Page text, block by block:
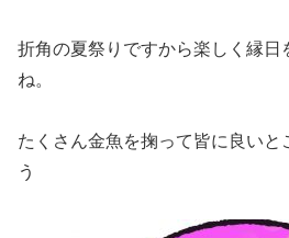
折角の夏祭りですから楽しく縁日
ね。
たくさん金魚を掬って皆に良いと
う